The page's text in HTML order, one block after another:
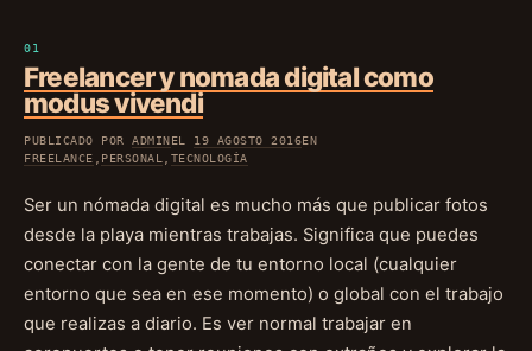
Freelancer y nomada digital como
modus vivendi
PUBLICADO PORADMINEL 19 AGOSTO 2016EN
FREELANCE
PERSONAL TECNOLOGÍA
Ser un nómada digital es mucho más que publicar fotos
desde la playa mientras trabajas. Significa que puedes
conectar con la gente de tu entorno local (cualquier
entorno que sea en ese momento) o global con el trabajo
que realizas a diario. Es ver normal trabajar en